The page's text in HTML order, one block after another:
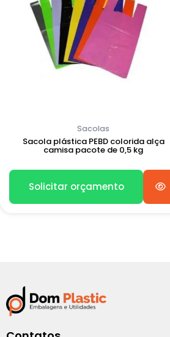
Sacolas
Sacola plástica PEBD colorida alça
camisa pacote de 0,5 kg
Solicitar orçamento